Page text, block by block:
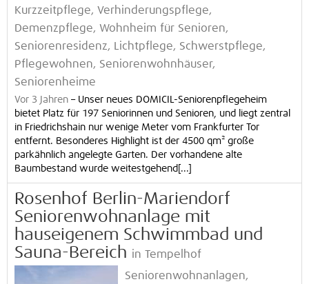
Kurzzeitpflege, Verhinderungspflege,
Demenzpflege, Wohnheim für Senioren,
Seniorenresidenz, Lichtpflege, Schwerstpflege,
Pflegewohnen, Seniorenwohnhäuser,
Seniorenheime
Vor 3 Jahren – Unser neues DOMICIL-Seniorenpflegeheim
bietet Platz für 197 Seniorinnen und Senioren, und liegt zentral
in Friedrichshain nur wenige Meter vom Frankfurter Tor
entfernt. Besonderes Highlight ist der 4500 qm² große
parkähnlich angelegte Garten. Der vorhandene alte
Baumbestand wurde weitestgehend[...]
Rosenhof Berlin-Mariendorf
Seniorenwohnanlage mit
hauseigenem Schwimmbad und
Sauna-Bereich in Tempelhof
Seniorenwohnanlagen,